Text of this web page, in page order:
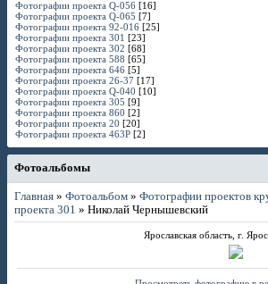
Фотографии проекта Q-056 [16]
Фотографии проекта Q-065 [7]
Фотографии проекта 92-016 [25]
Фотографии проекта 301
[23]
Фотографии проекта 302 [68]
Фотографии проекта 588 [65]
Фотографии проекта 646 [5]
Фотографии проекта 26-37 [17]
Фотографии проекта Q-040 [10]
Фотографии проекта 305 [9]
Фотографии проекта 860 [2]
Фотографии проекта 20 [20]
Фотографии проекта 463P [2]
Фотоальбомы
Главная » Фотоальбом » Фотографии проектов
проекта 301 » Николай Чернышевский
Ярославская область, г.